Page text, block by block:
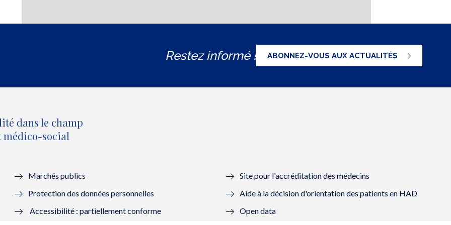
Restez informé ! ABONNEZ-VOUS AUX ACTUALITÉS
dans le champ
médico-social
Marchés publics
Protection des données personnelles
Accessibilité : partiellement conforme
Site pour l'accréditation des médecins
Aide à la décision d'orientation des patients en HAD
Open data